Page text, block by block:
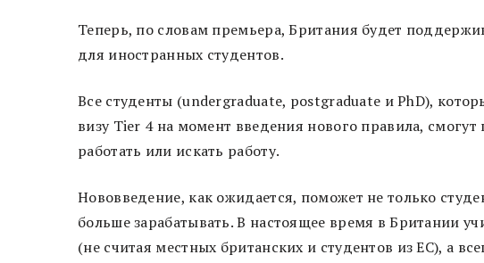
Теперь, по словам премьера, Британия будет
для иностранных студентов.
Все студенты (undergraduate, postgraduate и PhD),
визу Tier 4 на момент введения нового правила,
работать или искать работу.
Нововведение, как ожидается, поможет не только
больше зарабатывать. В настоящее время в Британии
(не считая местных британских и студентов из ЕС), а